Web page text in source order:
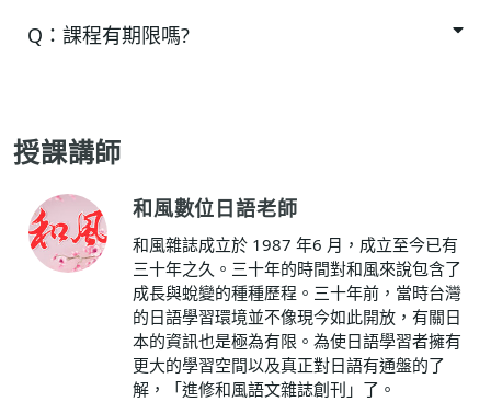
Q： 課程有期限嗎?
授課講師
和風數位日語老師
和風雜誌成立於 1987 年6 月，成立至今已有
三十年之久。三十年的時間對和風來說包含了
成長與蛻變的種種歷程。三十年前，當時台灣
的日語學習環境並不像現今如此開放，有關日
本的資訊也是極為有限。為使日語學習者擁有
更大的學習空間以及真正對日語有通盤的了
解，「進修和風語文雜誌創刊」了。